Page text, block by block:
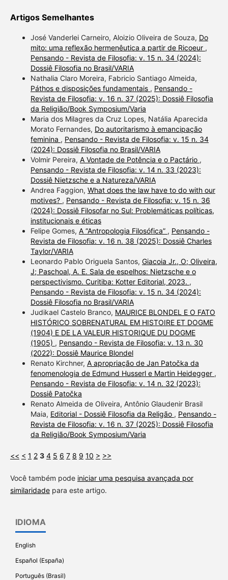
Artigos Semelhantes
José Vanderlei Carneiro, Aloizio Oliveira de Souza, Do
mito: uma reflexão hermenêutica a partir de Ricoeur ,
Pensando - Revista de Filosofia: v. 15 n. 34 (2024):
Dossiê Filosofia no Brasil/VARIA
Nathalia Claro Moreira, Fabricio Santiago Almeida,
Páthos e disposições fundamentais , Pensando -
Revista de Filosofia: v. 16 n. 37 (2025): Dossiê Filosofia
da Religião/Book Symposium/Varia
Maria dos Milagres da Cruz Lopes, Natália Aparecida
Morato Fernandes, Do autoritarismo à emancipação
feminina , Pensando - Revista de Filosofia: v. 15 n. 34
(2024): Dossiê Filosofia no Brasil/VARIA
Volmir Pereira, A Vontade de Potência e o Pactário ,
Pensando - Revista de Filosofia: v. 14 n. 33 (2023):
Dossiê Nietzsche e a Natureza/VARIA
Andrea Faggion, What does the law have to do with our
motives? , Pensando - Revista de Filosofia: v. 15 n. 36
(2024): Dossiê Filosofar no Sul: Problemáticas políticas,
institucionais e éticas
Felipe Gomes, A “Antropologia Filosófica” , Pensando -
Revista de Filosofia: v. 16 n. 38 (2025): Dossiê Charles
Taylor/VARIA
Leonardo Pablo Origuela Santos, Giacoia Jr., O; Oliveira,
J; Paschoal, A. E. Sala de espelhos: Nietzsche e o
perspectivismo. Curitiba: Kotter Editorial, 2023. ,
Pensando - Revista de Filosofia: v. 15 n. 34 (2024):
Dossiê Filosofia no Brasil/VARIA
Judikael Castelo Branco, MAURICE BLONDEL E O FATO
HISTÓRICO SOBRENATURAL EM HISTOIRE ET DOGME
(1904) E DE LA VALEUR HISTORIQUE DU DOGME
(1905) , Pensando - Revista de Filosofia: v. 13 n. 30
(2022): Dossiê Maurice Blondel
Renato Kirchner, A apropriação de Jan Patočka da
fenomenologia de Edmund Husserl e Martin Heidegger ,
Pensando - Revista de Filosofia: v. 14 n. 32 (2023):
Dossiê Patočka
Renato Almeida de Oliveira, Antônio Glaudenir Brasil
Maia, Editorial - Dossiê Filosofia da Religão , Pensando -
Revista de Filosofia: v. 16 n. 37 (2025): Dossiê Filosofia
da Religião/Book Symposium/Varia
<< < 1 2 3 4 5 6 7 8 9 10 > >>
Você também pode iniciar uma pesquisa avançada por
similaridadepara este artigo.
IDIOMA
English
Español (España)
Português (Brasil)